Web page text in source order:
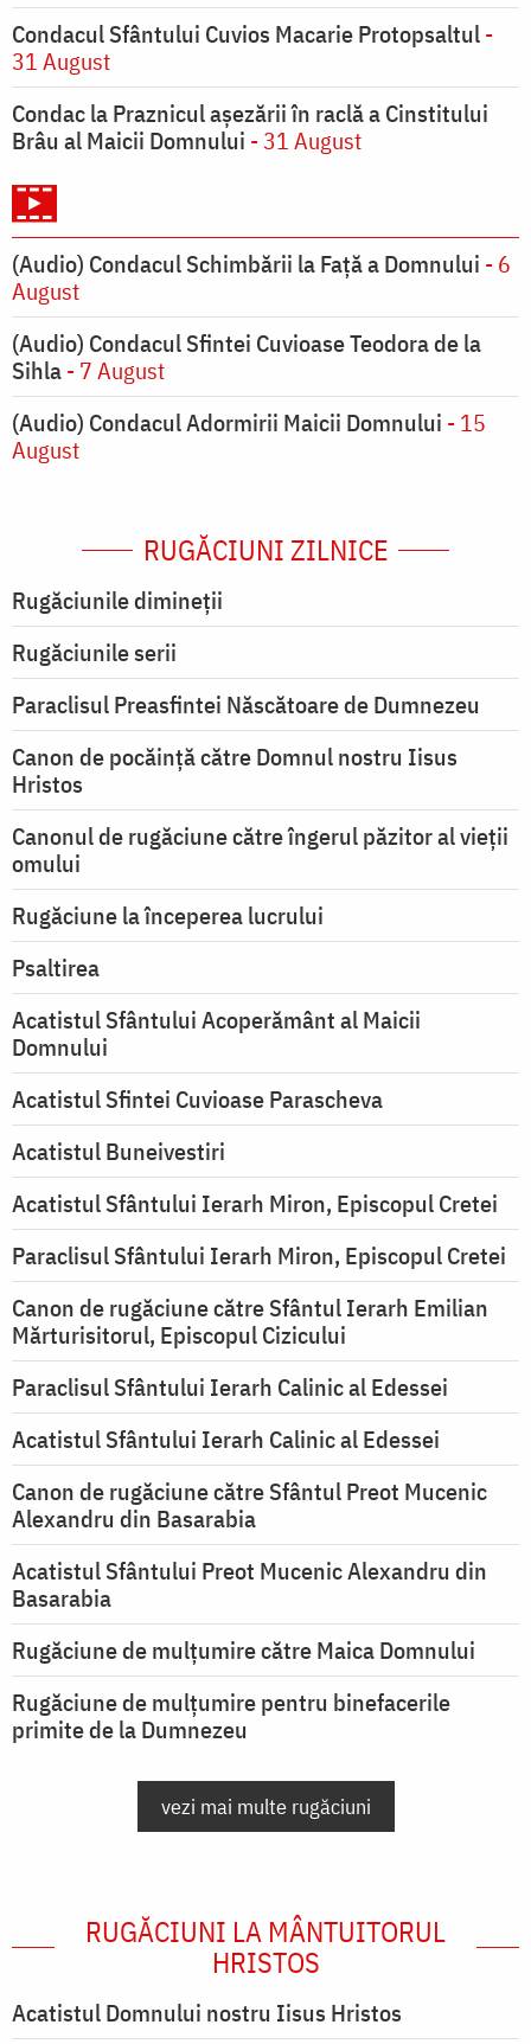
Condacul Sfântului Cuvios Macarie Protopsaltul-
31 August
Condac la Praznicul aşezării în raclă a Cinstitului
Brâu al Maicii Domnului - 31 August
(Audio) Condacul Schimbării la Față a Domnului - 6
August
(Audio) Condacul Sfintei Cuvioase Teodora de la
Sihla- 7 August
(Audio) Condacul Adormirii Maicii Domnului - 15
August
RUGĂCIUNI ZILNICE
Rugăciunile dimineții
Rugăciunile serii
Paraclisul Preasfintei Născătoare de Dumnezeu
Canon de pocăință către Domnul nostru Iisus
Hristos
Canonul de rugăciune către îngerul păzitor al vieții
omului
Rugăciune la începerea lucrului
Psaltirea
Acatistul Sfântului Acoperământ al Maicii
Domnului
Acatistul Sfintei Cuvioase Parascheva
Acatistul Buneivestiri
Acatistul Sfântului Ierarh Miron, Episcopul Cretei
Paraclisul Sfântului Ierarh Miron, Episcopul Cretei
Canon de rugăciune către Sfântul Ierarh Emilian
Mărturisitorul, Episcopul Cizicului
Paraclisul Sfântului Ierarh Calinic al Edessei
Acatistul Sfântului Ierarh Calinic al Edessei
Canon de rugăciune către Sfântul Preot Mucenic
Alexandru din Basarabia
Acatistul Sfântului Preot Mucenic Alexandru din
Basarabia
Rugăciune de mulţumire către Maica Domnului
Rugăciune de mulțumire pentru binefacerile
primite de la Dumnezeu
vezi mai multe rugăciuni
RUGĂCIUNI LA MÂNTUITORUL
HRISTOS
Acatistul Domnului nostru Iisus Hristos